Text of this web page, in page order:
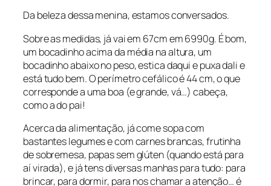
Da beleza dessa menina, estamos conversados.
Sobre as medidas, já vai em 67cm em 6990g. É bom,
um bocadinho acima da média na altura, um
bocadinho abaixo no peso, estica daqui e puxa dali e
está tudo bem. O perímetro cefálico é 44 cm, o que
corresponde a uma boa (e grande, vá…) cabeça,
como a do pai!
Acerca da alimentação, já come sopa com
bastantes legumes e com carnes brancas, frutinha
de sobremesa, papas sem glúten (quando está para
aí virada), e já tens diversas manhas para tudo: para
brincar, para dormir, para nos chamar a atenção… é